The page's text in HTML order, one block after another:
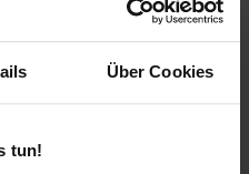
Über Cookies
tun!
LUFTPOSTBRIEFE, IN DENEN
Kallis sofort und
sofern sie keiner erkennbar